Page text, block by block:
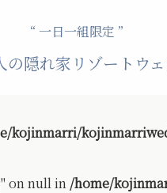
“ 一日一組限定 ”
の隠れ家リゾートウ
kojinmarri/
on null in /home/